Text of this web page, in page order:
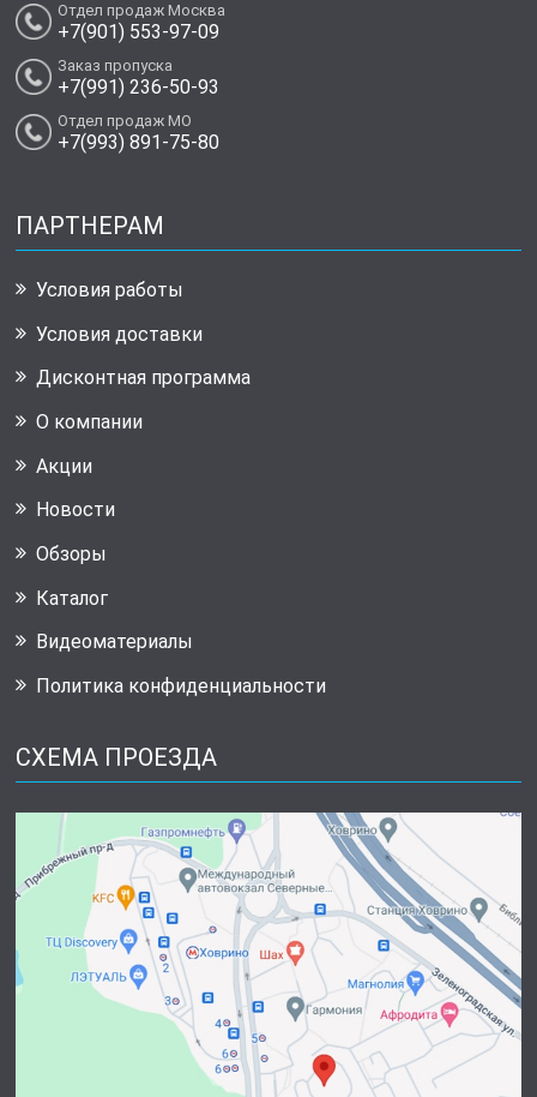
Отдел продаж Москва
+7(901) 553-97-09
Заказ пропуска
+7(991) 236-50-93
Отдел продаж МО
+7(993) 891-75-80
ПАРТНЕРАМ
Условия работы
Условия доставки
Дисконтная программа
О компании
Акции
Новости
Обзоры
Каталог
Видеоматериалы
Политика конфиденциальности
СХЕМА ПРОЕЗДА